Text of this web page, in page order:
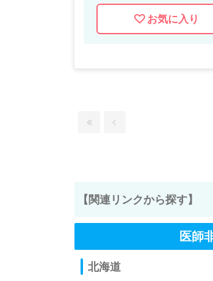
お気に入り
【関連リンクから探す】
医師
北海道